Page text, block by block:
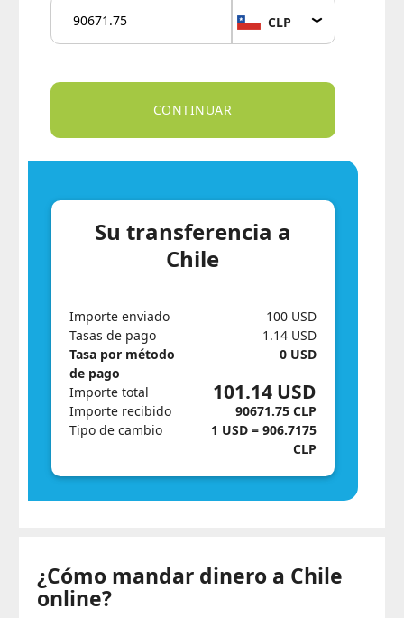
CLP
Su transferencia a
Chile
Importe enviado
Tasas de pago
Tasa por método
de pago
100 USD
1.14 USD
0 USD
Importe total
Importe recibido
101.14 USD
90671.75 CLP
Tipo de cambio
1 USD = 906.7175
CLP
¿Cómo mandar dinero a Chile
online?